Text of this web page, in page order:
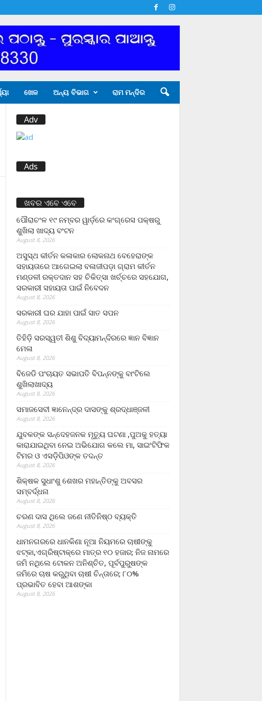
ଖେଳ ଅନ୍ୟ ବିଭାଗ ରାମ ମନ୍ଦିର
Adv
Ads
ଖବର ଏବେ ଏବେ
ପୌରାଚଂଳ ୧୯ ନମ୍ବର ୱାର୍ଡ଼ରେ କଂଗ୍ରେସ ପକ୍ଷରୁ
ଶୁଖିଲା ଖାଦ୍ୟ ବଂଟନ
August 8, 2026
ଅସୁସ୍ଥ କୀର୍ତନ କଳାକାର ଲୋକନାଥ ବେହେରାଙ୍କ
ସହାୟତାରେ ଆଗେଇଲା ବଳାଜୀପଡ଼ା ଗ୍ରାମ କୀର୍ତନ
ମଣ୍ଡଳୀ ରକ୍ତଦାନ ସହ ଚିକିତ୍ସା ଖର୍ଚ୍ଚରେ ସହଯୋଗ,
ସରକାରୀ ସହାୟତା ପାଇଁ ନିବେଦନ
August 8, 2026
ସରକାରୀ ଘର ଯାହା ପାଇଁ ସାତ ସପନ
August 8, 2026
ତିହିଡି଼ ସରସ୍ୱତୀ ଶିଶୁ ବିଦ୍ୟାମନ୍ଦିରରେ ଜ୍ଞାନ ବିଜ୍ଞାନ
ମେଳା
August 8, 2026
ବିଜେଡି ପଂଚାୟତ ସଭାପତି ବିପନ୍ନଙ୍କୁ ବାଂଟିଲେ
ଶୁଖିଲାଖାଦ୍ୟ
August 8, 2026
ସମାଜସେବୀ ଜ୍ଞାନେନ୍ଦ୍ର ଦାସଙ୍କୁ ଶ୍ରଦ୍ଧାଞ୍ଜଳୀ
August 8, 2026
ଯୁବକଙ୍କ ସନ୍ଦେହଜନକ ମୃତ୍ୟୁ ଘଟଣା ,ପୁଅକୁ ହତ୍ୟା
କାରାଯାଇଥିବା ନେଇ ଅଭିଯୋଗ କଲେ ମା, ସାଇଂଟିଫିକ
ଟିମର ଓ ଏସଡ଼ିପିଓଙ୍କ ତଦନ୍ତ
August 8, 2026
ଶିକ୍ଷକ ସୁଧାଂଶୁ ଶେଖର ମହାନ୍ତିଙ୍କୁ ଅବସର
ସମ୍ବର୍ଦ୍ଧନା
August 8, 2026
ଚରଣ ଦାସ ଥିଲେ ଜଣେ ନୀତିନିଷ୍ଠ ବ୍ୟକ୍ତି
August 8, 2026
ଧାମନଗରରେ ଧାନକିଣା ନୂଆ ନିୟମରେ ଚାଷୀଙ୍କୁ
ଝଟ୍‌କା,ଏଗ୍ରିଷ୍ଟାକ୍‌ରେ ମାତ୍ର ୧୦ ହଜାର; ନିଜ ନାମରେ
ଜମି ନଥିଲେ ଟୋକନ ଅନିଶ୍ଚିତ, ପୂର୍ବପୁରୁଷଙ୍କ
ଜମିରେ ଚାଷ କରୁଥିବା ଚାଷୀ ଚିନ୍ତାରେ; ୮୦%
ପ୍ରଭାବିତ ହେବା ଆଶଙ୍କା
August 8, 2026